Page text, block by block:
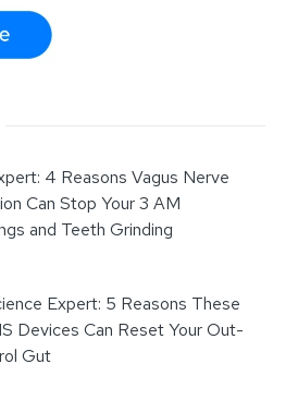
4 Reasons Vagus Nerve
Can Stop Your 3 AM
and Teeth Grinding
Expert: 5 Reasons These
Devices Can Reset Your Out-
Gut